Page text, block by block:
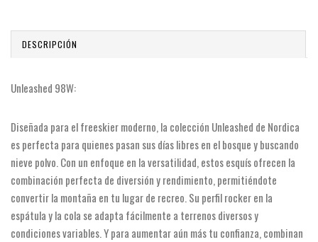
DESCRIPCIÓN
Unleashed 98W:
Diseñada para el freeskier moderno, la colección Unleashed de Nordica
es perfecta para quienes pasan sus días libres en el bosque y buscando
nieve polvo. Con un enfoque en la versatilidad, estos esquís ofrecen la
combinación perfecta de diversión y rendimiento, permitiéndote
convertir la montaña en tu lugar de recreo. Su perfil rocker en la
espátula y la cola se adapta fácilmente a terrenos diversos y
condiciones variables. Y para aumentar aún más tu confianza, combinan